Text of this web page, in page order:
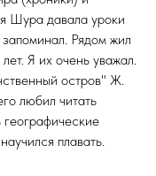
Шура давала уроки
Рядом жил
Я их очень уважал.
остров" Ж.
любил читать
плавать.